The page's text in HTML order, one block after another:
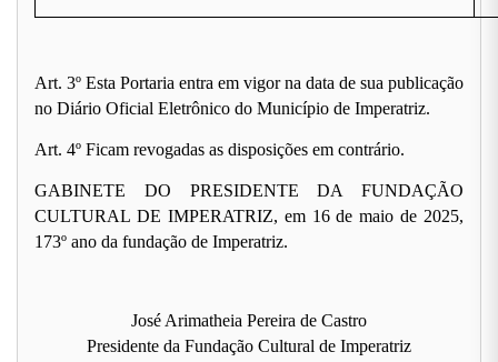
Art. 3º Esta Portaria entra em vigor na data de sua publicação
no Diário Oficial Eletrônico do Município de Imperatriz.
Art. 4º Ficam revogadas as disposições em contrário.
GABINETE DO PRESIDENTE DA FUNDAÇÃO
CULTURAL DE IMPERATRIZ, em 16 de maio de 2025,
173º ano da fundação de Imperatriz.
José Arimatheia Pereira de Castro
Presidente da Fundação Cultural de Imperatriz